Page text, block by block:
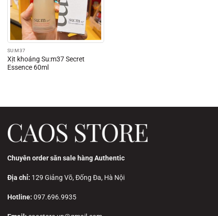
SU:M37
Xịt khoáng Su:m37 Secret
Essence 60ml
Chuyên order săn sale hàng Authentic
Địa chỉ: 129 Giảng Võ, Đống Đa, Hà Nội
Hotline: 097.696.9935